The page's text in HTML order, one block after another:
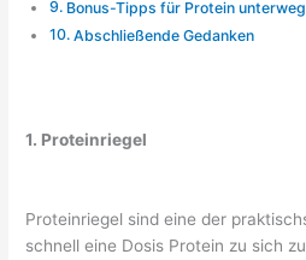
Bonus-Tipps für Protein
Abschließende Gedanken
1. Proteinriegel
Proteinriegel sind eine der
schnell eine Dosis Protein zu sich